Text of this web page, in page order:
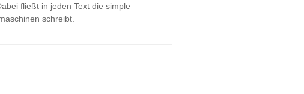
fließt in jeden Text die simple
schreibt.